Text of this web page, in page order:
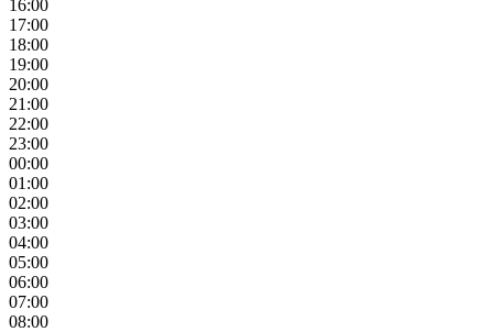
16:00
17:00
18:00
19:00
20:00
21:00
22:00
23:00
00:00
01:00
02:00
03:00
04:00
05:00
06:00
07:00
08:00